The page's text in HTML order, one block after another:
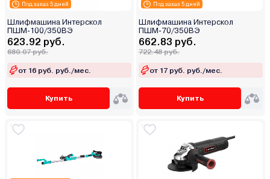
Под заказ 5 дней
Шлифмашина Интерскол
ПШМ-100/350ВЭ
623.92 руб.
680.07 руб.
от 16 руб. руб./мес.
Купить
Под заказ 5 дней
Шлифмашина Интерскол
ПШМ-70/350ВЭ
662.83 руб.
722.48 руб.
от 17 руб. руб./мес.
Купить